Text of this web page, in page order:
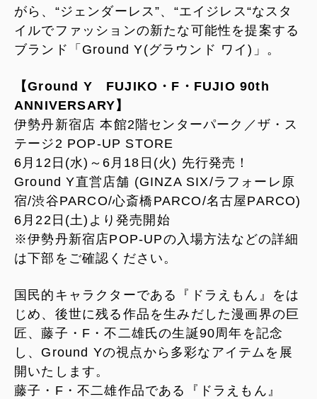
がら、“ジェンダーレス”、“エイジレス“なスタ
イルでファッションの新たな可能性を提案する
ブランド「Ground Y(グラウンド ワイ)」。
【Ground Y FUJIKO・F・FUJIO 90th
ANNIVERSARY】
伊勢丹新宿店 本館2階センターパーク／ザ・ス
テージ2 POP-UP STORE
6月12日(水)～6月18日(火) 先行発売！
Ground Y直営店舗 (GINZA SIX/ラフォーレ原
宿/渋谷PARCO/心斎橋PARCO/名古屋PARCO)
6月22日(土)より発売開始
※伊勢丹新宿店POP-UPの入場方法などの詳細
は下部をご確認ください。
国民的キャラクターである『ドラえもん』をは
じめ、後世に残る作品を生みだした漫画界の巨
匠、藤子・F・不二雄氏の生誕90周年を記念
し、Ground Yの視点から多彩なアイテムを展
開いたします。
藤子・F・不二雄作品である『ドラえもん』